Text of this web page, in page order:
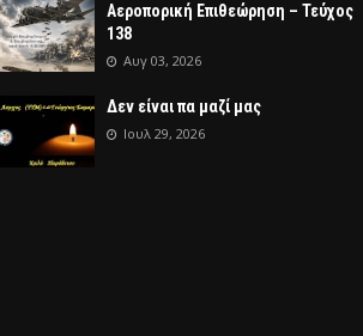
Αεροπορική Επιθεώρηση – Τεύχος
138
Αυγ 03, 2026
Δεν είναι πα μαζί μας
Ιουλ 29, 2026